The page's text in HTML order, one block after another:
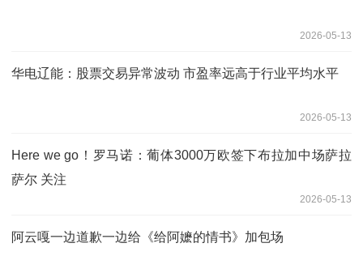
2026-05-13
华电辽能：股票交易异常波动 市盈率远高于行业平均水平
2026-05-13
Here we go！罗马诺：葡体3000万欧签下布拉加中场萨拉
萨尔 关注
2026-05-13
阿云嘎一边道歉一边给《给阿嬷的情书》加包场